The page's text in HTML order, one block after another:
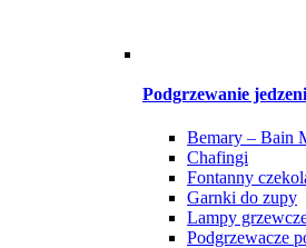
Podgrzewanie
Bemary – Bain
Chafingi
Fontanny
Garnki do zupy
Lampy
Podgrzewacze